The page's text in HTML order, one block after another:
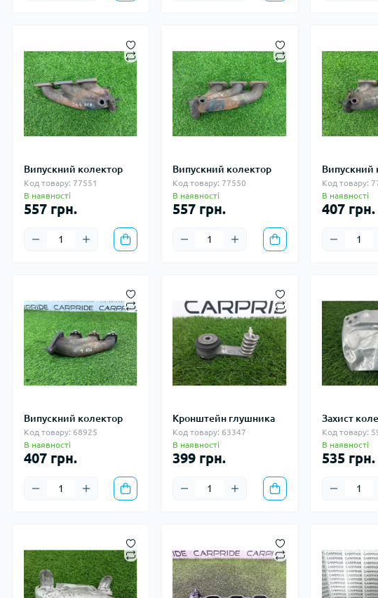
Випускний колектор
Код товару: 77551
В наявності
557 грн.
Випускний колектор
Код товару: 77550
В наявності
557 грн.
Випускний
Код товару:
В наявності
407 грн.
Випускний колектор
Код товару: 68925
В наявності
407 грн.
Кронштейн глушника
Код товару: 63347
В наявності
399 грн.
Захист
Код товару:
В наявності
535 грн.